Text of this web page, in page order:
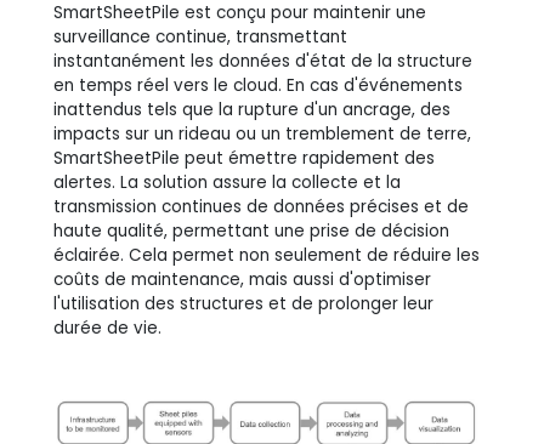
SmartSheetPile est conçu pour maintenir une
surveillance continue, transmettant
instantanément les données d'état de la structure
en temps réel vers le cloud. En cas d'événements
inattendus tels que la rupture d'un ancrage, des
impacts sur un rideau ou un tremblement de terre,
SmartSheetPile peut émettre rapidement des
alertes. La solution assure la collecte et la
transmission continues de données précises et de
haute qualité, permettant une prise de décision
éclairée. Cela permet non seulement de réduire les
coûts de maintenance, mais aussi d'optimiser
l'utilisation des structures et de prolonger leur
durée de vie.